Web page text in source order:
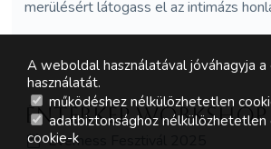
merülésért látogass el az intimázs
ÉnTérKép workshop
Everness Fesztivál 2025
A weboldal használatával jóváhagyja a
használatát.
működéshez nélkülözhetetlen
adatbiztonsághoz nélkülözhetetlen
cookie-k